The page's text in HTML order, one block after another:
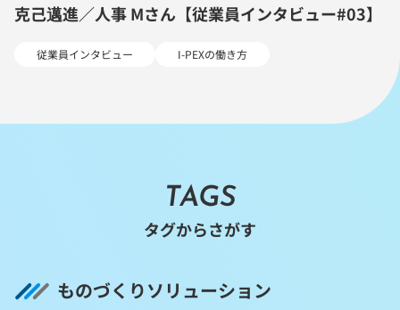
克己邁進／人事 Mさん【従業員インタビュー#03】
従業員インタビュー I-PEXの働き方
TAGS
タグからさがす
ものづくりソリューション